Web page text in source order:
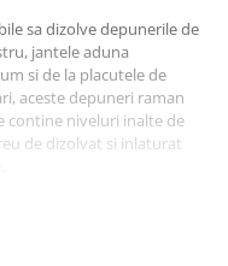
sa dizolve depunerile de
jantele aduna
si de la placutele de
aceste depuneri raman
contine niveluri inalte de
de dizolvat si inlaturat
se poate aplica sub forma
spray obisnuit. Pe
prezenta particulelor